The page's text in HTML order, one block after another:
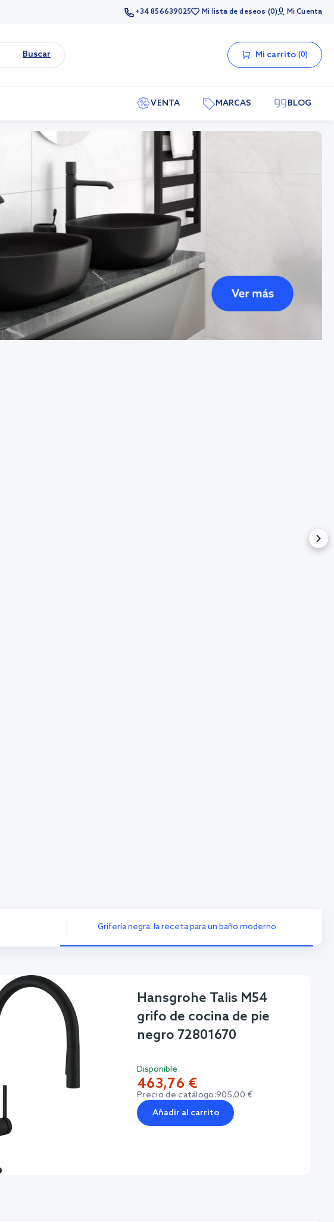
+34 856639025 Mi lista de deseos 0 Mi Cuenta
Buscar Mi carrito 0
VENTA MARCAS BLOG
Grifería negra: la receta para un baño moderno
Hansgrohe Talis M54
grifo de cocina de pie
negro 72801670
Disponible
463,76 €
Precio de catálogo:905,00 €
Añadir al carrito